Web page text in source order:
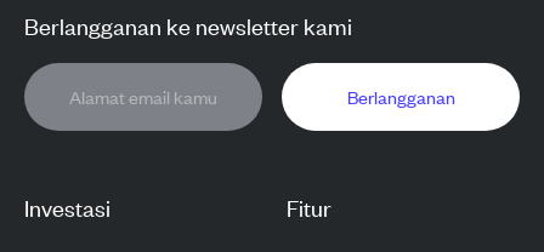
Investasi Fitur
Berlangganan ke newsletter kami
Berlangganan